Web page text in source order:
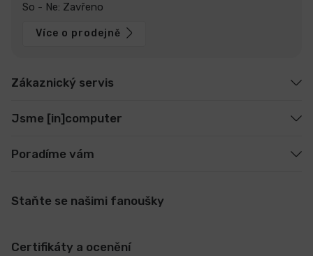
So - Ne: Zavřeno
Více o prodejně
Zákaznický servis
Jsme [in]computer
Poradíme vám
Staňte se našimi fanoušky
Certifikáty a ocenění